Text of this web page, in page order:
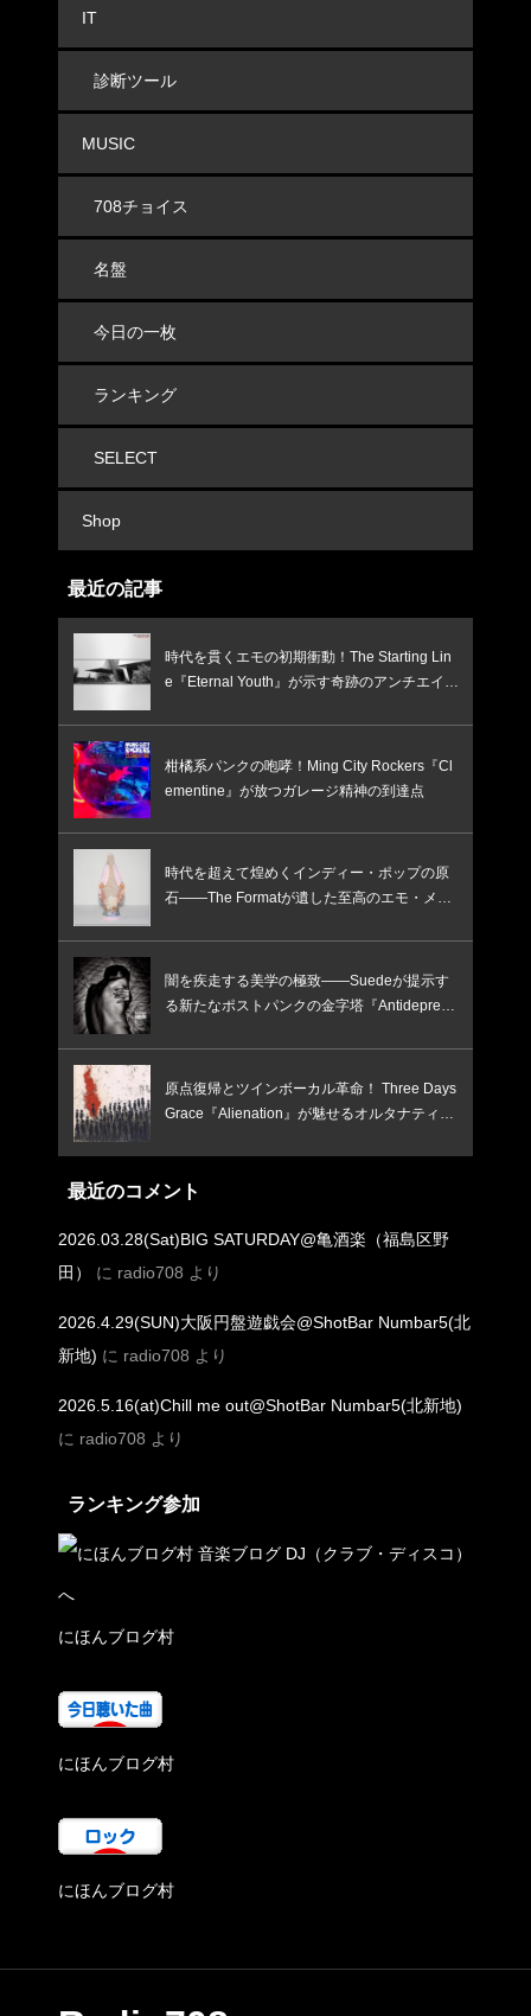
IT
診断ツール
MUSIC
708チョイス
名盤
今日の一枚
ランキング
SELECT
Shop
最近の記事
時代を貫くエモの初期衝動！The Starting Lin
e『Eternal Youth』が示す奇跡のアンチエイジ
柑橘系パンクの咆哮！Ming City Rockers『Cl
ementine』が放つガレージ精神の到達点
時代を超えて煌めくインディー・ポップの原
石――The Formatが遺した至高のエモ・メロ
闇を疾走する美学の極致――Suedeが提示す
る新たなポストパンクの金字塔『Antidepress
原点復帰とツインボーカル革命！ Three Days
Grace『Alienation』が魅せるオルタナティ
最近のコメント
2026.03.28(Sat)BIG SATURDAY@亀酒楽（福島区野
田）
に radio708 より
2026.4.29(SUN)大阪円盤遊戯会@ShotBar Numbar5(北
新地) に radio708 より
2026.5.16(at)Chill me out@ShotBar Numbar5(北新地)
に radio708 より
ランキング参加
にほんブログ村
にほんブログ村
にほんブログ村